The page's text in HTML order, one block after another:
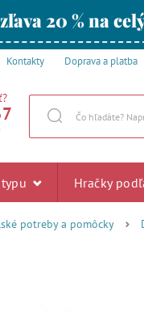
20 % na
Kontakty Doprava a platba
Hračky
potreby a pomôcky